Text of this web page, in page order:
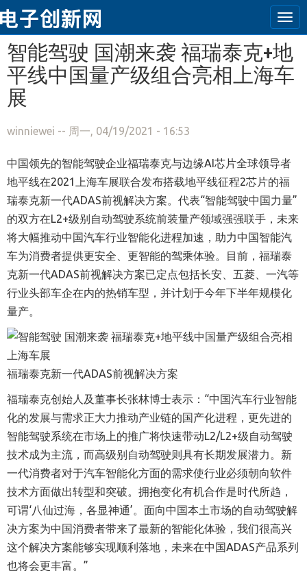
跳转到主要内容
智能驾驶 国潮来袭 福瑞泰克+地
平线中国量产级组合亮相上海车
展
winniewei -- 周一, 04/19/2021 - 16:53
中国领先的智能驾驶企业福瑞泰克与边缘AI芯片全球领导者
地平线在2021上海车展联合发布搭载地平线征程2芯片的福
瑞泰克新一代ADAS前视解决方案。代表“智能驾驶中国力量”
的双方在L2+级别自动驾驶系统前装量产领域强强联手，未来
将大幅推动中国汽车行业智能化进程加速，助力中国智能汽
车为消费者提供更安全、更智能的驾乘体验。目前，福瑞泰
克新一代ADAS前视解决方案已定点包括长安、五菱、一汽等
行业头部车企在内的热销车型，并计划于今年下半年规模化
量产。
福瑞泰克新一代ADAS前视解决方案
福瑞泰克创始人及董事长张林博士表示：“中国汽车行业智能
化的发展与需求正大力推动产业链的国产化进程，更先进的
智能驾驶系统在市场上的推广将快速带动L2/L2+级自动驾驶
技术成为主流，而高级别自动驾驶则具有长期发展潜力。新
一代消费者对于汽车智能化方面的需求使行业必须朝向软件
技术方面做出转型和突破。拥抱变化有机合作是时代所趋，
可谓‘八仙过海，各显神通’。面向中国本土市场的自动驾驶解
决方案为中国消费者带来了最新的智能化体验，我们很高兴
这个解决方案能够实现顺利落地，未来在中国ADAS产品系列
也将会更丰富。”